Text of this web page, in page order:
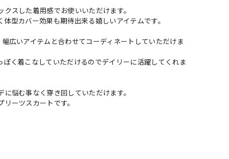
スした着用感でお使いいただけます。
型カバー効果も期待出来る嬉しいアイテムです。
広いアイテムと合わせてコーディネートしていただけま
く着こなしていただけるのでデイリーに活躍してくれま
悩む事なく穿き回していただけます。
ーツスカートです。